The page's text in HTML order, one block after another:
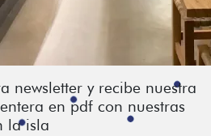
newsletter y recibe nuestra
en pdf con nuestras
la isla